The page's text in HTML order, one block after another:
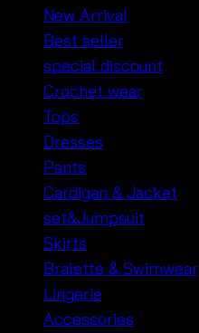
New Arrival
Best seller
special discount
Crochet wear
Tops
Dresses
Pants
Cardigan & Jacket
set&Jumpsuit
Skirts
Bralette & Swimwear
Lingerie
Accessories